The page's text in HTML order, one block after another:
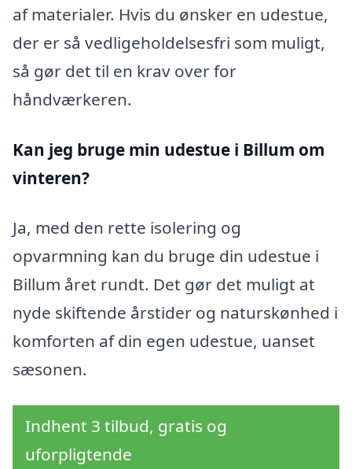
af materialer. Hvis du ønsker en udestue,
der er så vedligeholdelsesfri som muligt,
så gør det til en krav over for
håndværkeren.
Kan jeg bruge min udestue i Billum om
vinteren?
Ja, med den rette isolering og
opvarmning kan du bruge din udestue i
Billum året rundt. Det gør det muligt at
nyde skiftende årstider og naturskønhed i
komforten af din egen udestue, uanset
sæsonen.
Indhent 3 tilbud, gratis og
uforpligtende